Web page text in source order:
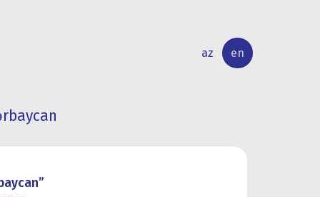
az en
INTERNATIONAL